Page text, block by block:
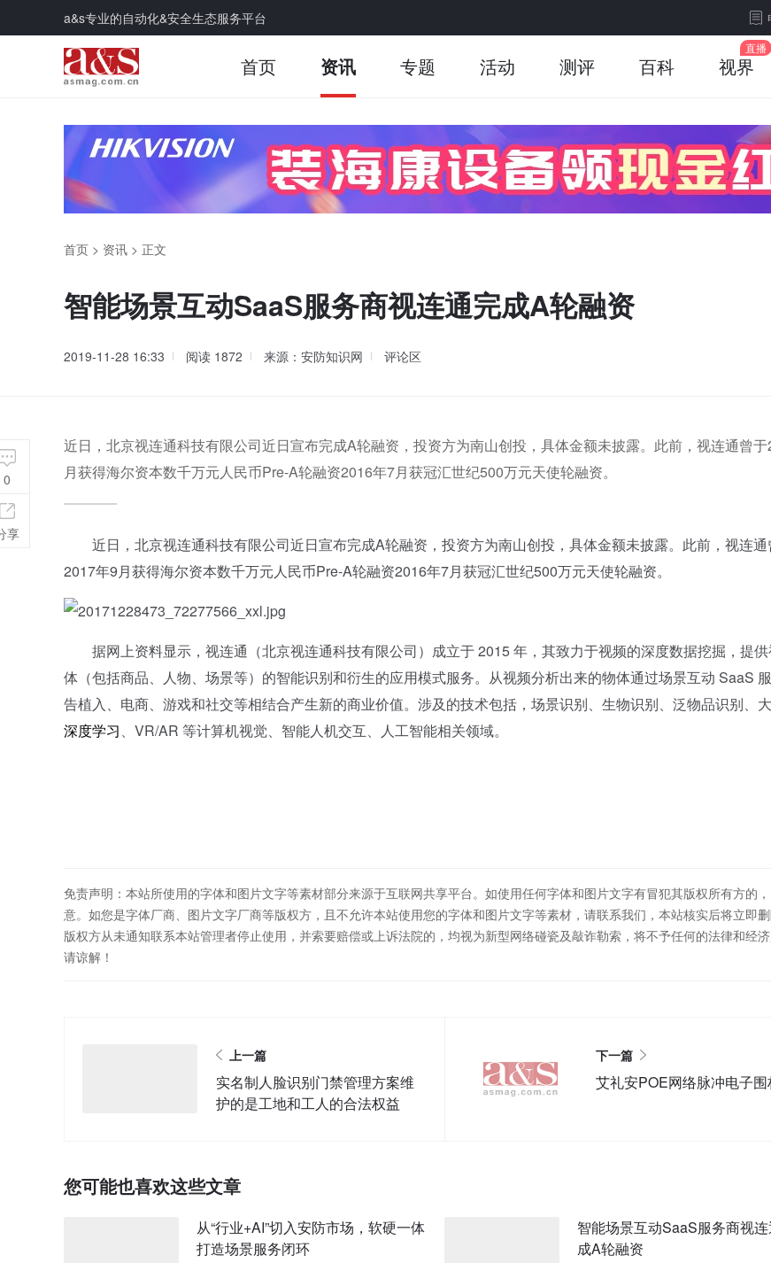
a&s专业的自动化&安全生态服务平台
首页 资讯 专题 活动 测评 百科 视界
首页 > 资讯 > 正文
智能场景互动SaaS服务商视连通完成A轮融资
2019-11-28 16:33 阅读 1872 来源：安防知识网 评论区
近日，北京视连通科技有限公司近日宣布完成A轮融资，投资方为南山创投，具体金额未披露。此前，视连通曾
月获得海尔资本数千万元人民币Pre-A轮融资2016年7月获冠汇世纪500万元天使轮融资。
近日，北京视连通科技有限公司近日宣布完成A轮融资，投资方为南山创投，具体金额未披露。此前，视连通
2017年9月获得海尔资本数千万元人民币Pre-A轮融资2016年7月获冠汇世纪500万元天使轮融资。
据网上资料显示，视连通（北京视连通科技有限公司）成立于 2015 年，其致力于视频的深度数据挖掘，提供
体（包括商品、人物、场景等）的智能识别和衍生的应用模式服务。从视频分析出来的物体通过场景互动 SaaS
告植入、电商、游戏和社交等相结合产生新的商业价值。涉及的技术包括，场景识别、生物识别、泛物品识别、大
深度学习、VR/AR 等计算机视觉、智能人机交互、人工智能相关领域。
免责声明：本站所使用的字体和图片文字等素材部分来源于互联网共享平台。如使用任何字体和图片文字有冒犯其版权所有方的
意。如您是字体厂商、图片文字厂商等版权方，且不允许本站使用您的字体和图片文字等素材，请联系我们，本站核实后将立即
版权方从未通知联系本站管理者停止使用，并索要赔偿或上诉法院的，均视为新型网络碰瓷及敲诈勒索，将不予任何的法律和经
请谅解！
上一篇
实名制人脸识别门禁管理方案维
护的是工地和工人的合法权益
下一篇
艾礼安POE网络脉冲电子围
您可能也喜欢这些文章
从“行业+AI”切入安防市场，软硬一体
打造场景服务闭环
智能场景互动SaaS服务商视
成A轮融资
0
享